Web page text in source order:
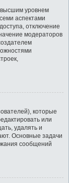
уровнем
аспектами
отключение
модераторов
которые
или
удалять и
Основные задачи
сообщений